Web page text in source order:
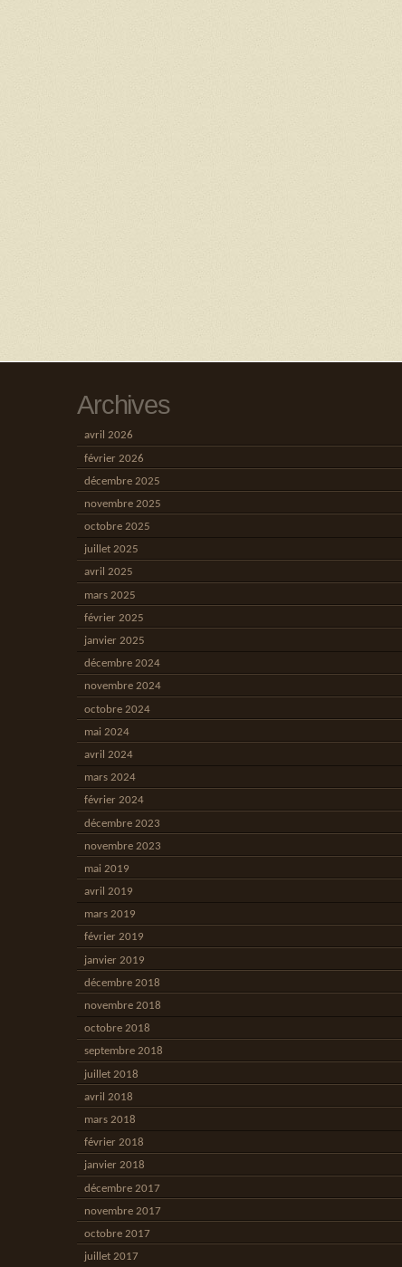
Archives
avril 2026
février 2026
décembre 2025
novembre 2025
octobre 2025
juillet 2025
avril 2025
mars 2025
février 2025
janvier 2025
décembre 2024
novembre 2024
octobre 2024
mai 2024
avril 2024
mars 2024
février 2024
décembre 2023
novembre 2023
mai 2019
avril 2019
mars 2019
février 2019
janvier 2019
décembre 2018
novembre 2018
octobre 2018
septembre 2018
juillet 2018
avril 2018
mars 2018
février 2018
janvier 2018
décembre 2017
novembre 2017
octobre 2017
juillet 2017